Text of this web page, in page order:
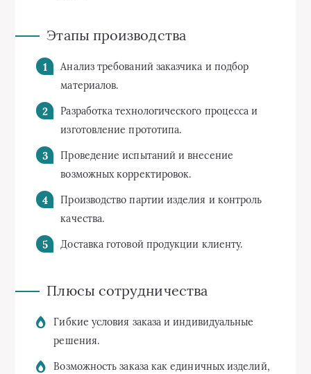
Этапы производства
Анализ требований заказчика и подбор
материалов.
Разработка технологического процесса и
изготовление прототипа.
Проведение испытаний и внесение
возможных корректировок.
Производство партии изделия и контроль
качества.
Доставка готовой продукции клиенту.
Плюсы сотрудничества
Гибкие условия заказа и индивидуальные
решения.
Возможность заказа как единичных изделий,